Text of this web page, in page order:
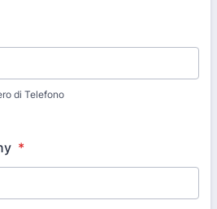
di Telefono
*